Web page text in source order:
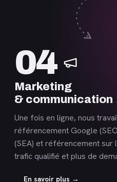
Une fois en ligne, nous
référencement Google
(SEA) et référencement sur
trafic qualifié et plus de
En savoir plus →
plus
Marketing
& communication
04